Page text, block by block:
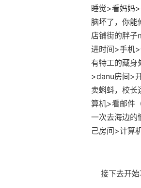
睡觉>看妈妈
脑坏了，你
店铺街的胖
进时间>手机
有特工的藏身
>danu房间>
卖蝌蚪，校长
算机>看邮件
一次去海边
己房间>计算
接下去开始